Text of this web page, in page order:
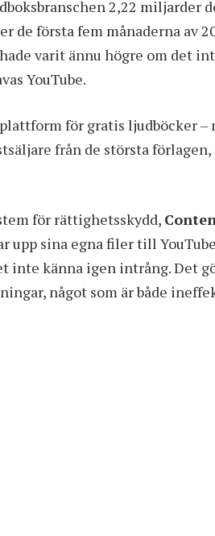
2,22 miljarder
de första fem månaderna av
varit ännu högre om det
YouTube.
för gratis ljudböcker
från de största
för rättighetsskydd,
upp sina egna filer till
inte känna igen intrång. Det
något som är både